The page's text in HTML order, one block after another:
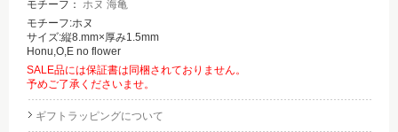
モチーフ： ホヌ 海亀
モチーフ:ホヌ
サイズ:縦8.mm×厚み1.5mm
Honu,O,E no flower
SALE品には保証書は同梱されておりません。
予めご了承くださいませ。
ギフトラッピングについて